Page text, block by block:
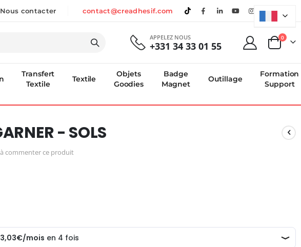
Nous contacter contact@creadhesif.com
APPELEZ NOUS
+331 34 33 01 55 Panier
0
Transfert
Textile
Textile
Objets
Goodies
Badge
Magnet
Outillage
Formation
Support
- SOLS
commenter ce produit